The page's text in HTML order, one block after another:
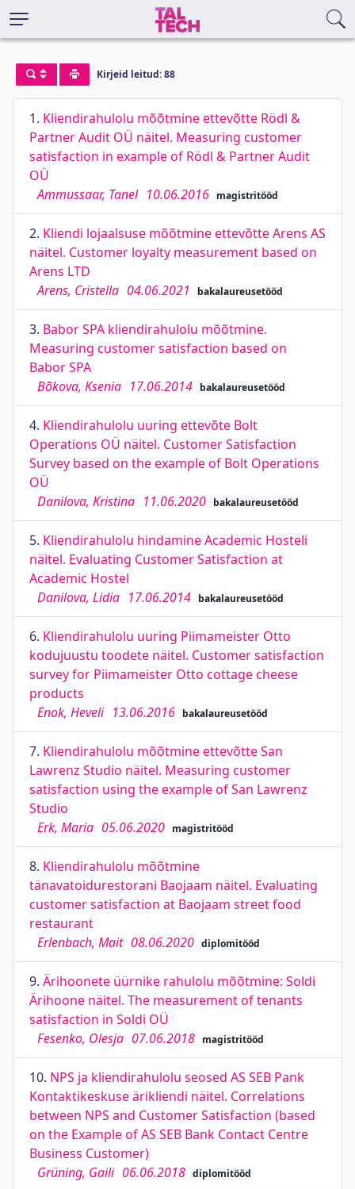
Kirjeid leitud: 88
1. Kliendirahulolu mõõtmine ettevõtte Rödl &
Partner Audit OÜ näitel. Measuring customer
satisfaction in example of Rödl & Partner Audit
OÜ
Ammussaar, Tanel 10.06.2016 magistritööd
2. Kliendi lojaalsuse mõõtmine ettevõtte Arens AS
näitel. Customer loyalty measurement based on
Arens LTD
Arens, Cristella 04.06.2021 bakalaureusetööd
3. Babor SPA kliendirahulolu mõõtmine.
Measuring customer satisfaction based on
Babor SPA
Bõkova, Ksenia 17.06.2014 bakalaureusetööd
4. Kliendirahulolu uuring ettevõte Bolt
Operations OÜ näitel. Customer Satisfaction
Survey based on the example of Bolt Operations
OÜ
Danilova, Kristina 11.06.2020 bakalaureusetööd
5. Kliendirahulolu hindamine Academic Hosteli
näitel. Evaluating Customer Satisfaction at
Academic Hostel
Danilova, Lidia 17.06.2014 bakalaureusetööd
6. Kliendirahulolu uuring Piimameister Otto
kodujuustu toodete näitel. Customer satisfaction
survey for Piimameister Otto cottage cheese
products
Enok, Heveli 13.06.2016 bakalaureusetööd
7. Kliendirahulolu mõõtmine ettevõtte San
Lawrenz Studio näitel. Measuring customer
satisfaction using the example of San Lawrenz
Studio
Erk, Maria 05.06.2020 magistritööd
8. Kliendirahulolu mõõtmine
tänavatoidurestorani Baojaam näitel. Evaluating
customer satisfaction at Baojaam street food
restaurant
Erlenbach, Mait 08.06.2020 diplomitööd
9. Ärihoonete üürnike rahulolu mõõtmine: Soldi
Ärihoone näitel. The measurement of tenants
satisfaction in Soldi OÜ
Fesenko, Olesja 07.06.2018 magistritööd
10. NPS ja kliendirahulolu seosed AS SEB Pank
Kontaktikeskuse ärikliendi näitel. Correlations
between NPS and Customer Satisfaction (based
on the Example of AS SEB Bank Contact Centre
Business Customer)
Grüning, Gaili 06.06.2018 diplomitööd